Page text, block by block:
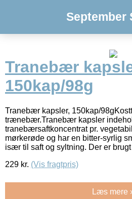
September
Tranebær
150kap/98g
Tranebær kapsler, 150kap/
trænebær.Tranebær kapsler
tranebærsaftkoncentrat pr.
mørkerøde og har en bitter-syrlig
især til saft og syltning. Der er
229 kr. (Vis fragtpris)
Læs mere